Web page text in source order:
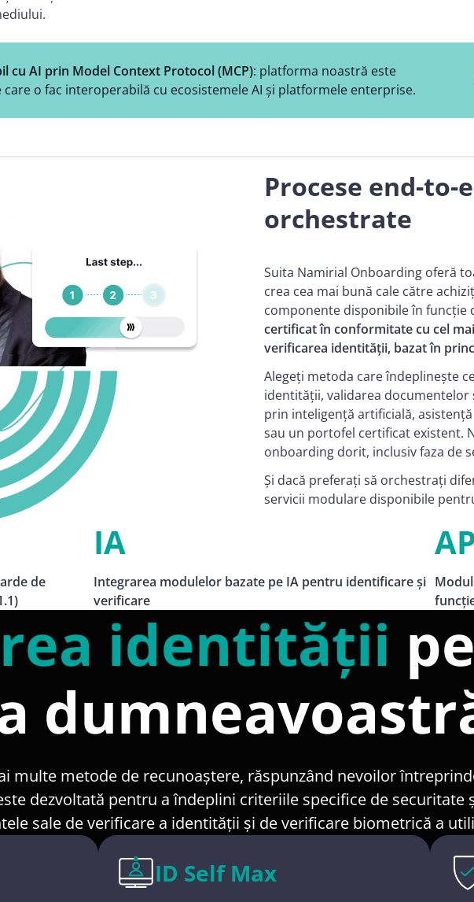
cu AI prin Model Context Protocol (MCP): platforma noastră este
o fac interoperabilă cu ecosistemele AI și platformele enterprise.
Procese end-to-
orchestrate
Suita Namirial Onboarding oferă
crea cea mai bună cale către
componente disponibile în funcție
certificat în conformitate cu cel
verificarea identității, bazat în
Alegeți metoda care îndeplinește
identității, validarea
prin inteligență artificială,
sau un portofel certificat existent.
onboarding dorit, inclusiv faza de
Și dacă preferați să orchestrați
servicii modulare disponibile
de
IA
Integrarea modulelor bazate pe IA pentru identificare și
verificare
identității
multe metode de recunoaștere, răspunzând nevoilor
dezvoltată pentru a îndeplini criteriile specifice de
sale de verificare a identității și de verificare biometrică a
ID Self Max